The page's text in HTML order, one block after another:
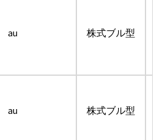
au 株式ブル型
au 株式ブル型